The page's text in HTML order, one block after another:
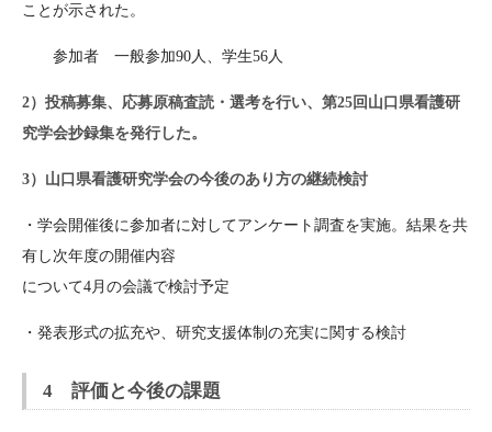
ことが示された。
参加者 一般参加90人、学生56人
2）投稿募集、応募原稿査読・選考を行い、第25回山口県看護研
究学会抄録集を発行した。
3）山口県看護研究学会の今後のあり方の継続検討
・学会開催後に参加者に対してアンケート調査を実施。結果を共
有し次年度の開催内容
について4月の会議で検討予定
・発表形式の拡充や、研究支援体制の充実に関する検討
4 評価と今後の課題